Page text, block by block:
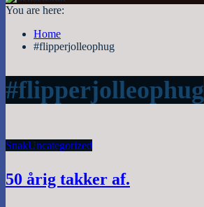
You are here:
Home
#flipperjolleophug
#flipperjolleophug
SnakUncategorized
50 årig takker af.